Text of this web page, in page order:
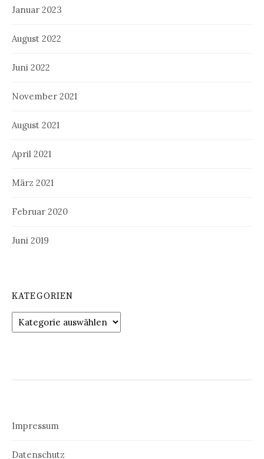
Januar 2023
August 2022
Juni 2022
November 2021
August 2021
April 2021
März 2021
Februar 2020
Juni 2019
KATEGORIEN
Kategorien
Impressum
Datenschutz